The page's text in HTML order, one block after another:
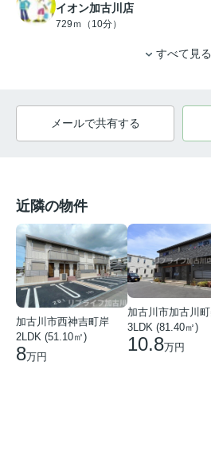
イオン加古川店
729ｍ（10分）
すべて見る
メールで共有する
近隣の物件
加古川市西神吉町岸
2LDK (51.10㎡)
8万円
3LDK (81.40㎡)
10.8万円